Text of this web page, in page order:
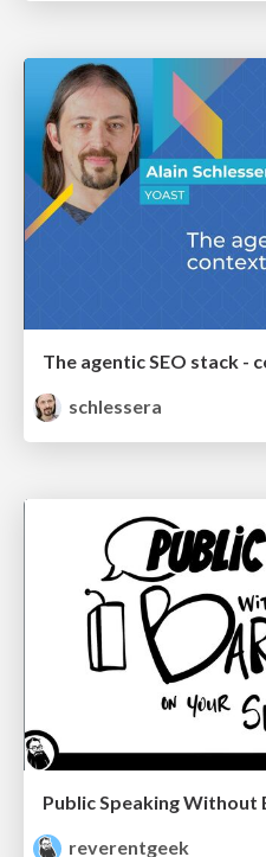
The agentic SEO stack
schlessera
reverentgeek